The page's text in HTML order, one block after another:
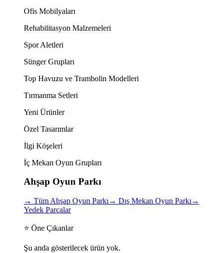
Ofis Mobilyaları
Rehabilitasyon Malzemeleri
Spor Aletleri
Sünger Grupları
Top Havuzu ve Trambolin Modelleri
Tırmanma Setleri
Yeni Ürünler
Özel Tasarımlar
İlgi Köşeleri
İç Mekan Oyun Grupları
Ahşap Oyun Parkı
→ Tüm Ahşap Oyun Parkı → Dış Mekan Oyun Parkı →
Yedek Parçalar
⭐ Öne Çıkanlar
Şu anda gösterilecek ürün yok.